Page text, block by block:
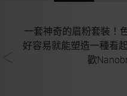
一套神奇的眉粉套裝！
好容易就能塑造一種看
歡